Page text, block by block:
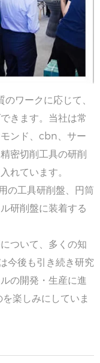
ワークに応じて、
きます。当社は常
ンド、cbn、サー
密切削工具の研削
れています。
の工具研削盤、円筒
研削盤に装着する
ついて、多くの知
後も引き続き研究
の開発・生産に進
楽しみにしていま